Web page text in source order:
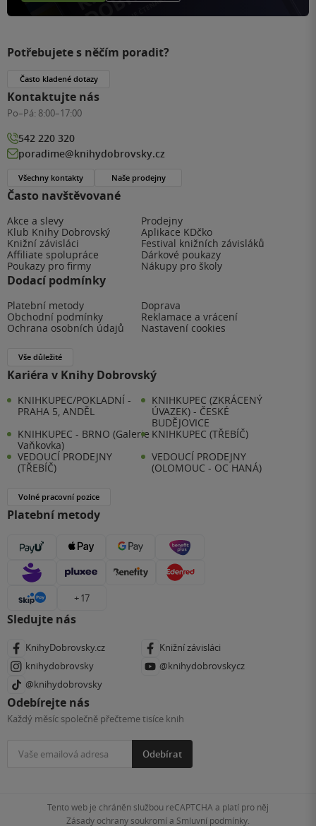
Často navštěvované
Akce a slevy
Prodejny
Klub Knihy Dobrovský
Aplikace KDčko
Knižní závisláci
Festival knižních závisláků
Affiliate spolupráce
Dárkové poukazy
Poukazy pro firmy
Nákupy pro školy
Dodací podmínky
Platební metody
Doprava
Obchodní podmínky
Reklamace a vrácení
Ochrana osobních údajů
Nastavení cookies
Vše důležité
Kariéra v Knihy Dobrovský
KNIHKUPEC/POKLADNÍ -
PRAHA 5, ANDĚL
KNIHKUPEC (ZKRÁCENÝ
ÚVAZEK) - ČESKÉ
BUDĚJOVICE
KNIHKUPEC - BRNO (Galerie
Vaňkovka)
KNIHKUPEC (TŘEBÍČ)
VEDOUCÍ PRODEJNY
(TŘEBÍČ)
VEDOUCÍ PRODEJNY
(OLOMOUC - OC HANÁ)
Volné pracovní pozice
Platební metody
+ 17
Sledujte nás
KnihyDobrovsky.cz
Knižní závisláci
knihydobrovsky
@knihydobrovskycz
@knihydobrovsky
Odebírejte nás
Každý měsíc společně přečteme tisíce knih
Odebírat
Potřebujete s něčím poradit?
Často kladené dotazy
Kontaktujte nás
Po–Pá: 8:00–17:00
542 220 320
poradime@knihydobrovsky.cz
Všechny kontakty Naše prodejny
Tento web je chráněn službou reCAPTCHA a platí pro něj
Zásady ochrany soukromía Smluvní podmínky